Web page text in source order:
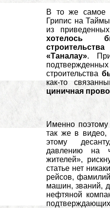
В то же самое
Грипис на
из
хотелось
«Таналау». При
строительства
как-то
циничная
Именно
так же в видео,
этому
давлению на
жителей»,
статье нет
рейсов,
машин, званий,
нефтяной